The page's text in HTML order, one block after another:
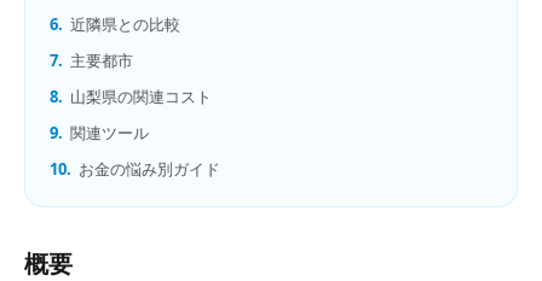
6. 近隣県との比較
7. 主要都市
8. 山梨県の関連コスト
9. 関連ツール
10. お金の悩み別ガイド
概要